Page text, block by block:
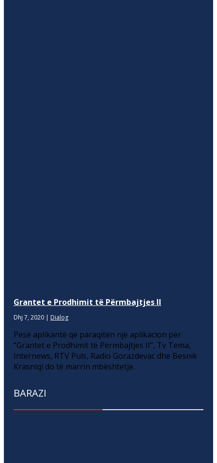
Grantet e Prodhimit të Përmbajtjes II
Dhj 7, 2020 | Dialog
Pesë aplikantë që paraqitën një aplikacion për
“Grantet e Prodhimit të Përmbajtjes II”, Tv Tema,
Internews, RTV Puls, Radio Gorazdevac dhe Besnik
Krasniqi do të marrin mbështetje.
BARAZI